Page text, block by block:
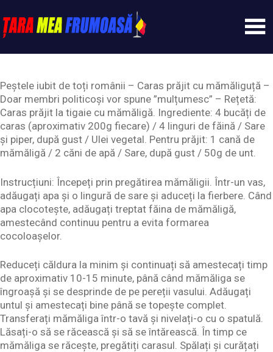
to
content
Tarameafrumoasa
Peștele iubit de toți românii – Caras prăjit cu mămăliguță –
Doar membri politicoși vor spune ”mulțumesc” – Rețetă:
Caras prăjit la tigaie cu mămăligă. Ingrediente: 4 bucăți de
caras (aproximativ 200g fiecare) / 4 linguri de făină / Sare
și piper, după gust / Ulei vegetal. Pentru prăjit: 1 cană de
mămăligă / 2 căni de apă / Sare, după gust / 50g de unt.
Instrucțiuni: Începeți prin pregătirea mămăligii. Într-un vas,
adăugați apa și o lingură de sare și aduceți la fierbere. Când
apa clocotește, adăugați treptat făina de mămăligă,
amestecând continuu pentru a evita formarea
cocoloașelor.
Reduceți căldura la minim și continuați să amestecați timp
de aproximativ 10-15 minute, până când mămăliga se
îngroașă și se desprinde de pe pereții vasului. Adăugați
untul și amestecați bine până se topește complet.
Transferați mămăliga într-o tavă și nivelați-o cu o spatulă.
Lăsați-o să se răcească și să se întărească. În timp ce
mămăliga se răcește, pregătiți carasul. Spălați și curățați